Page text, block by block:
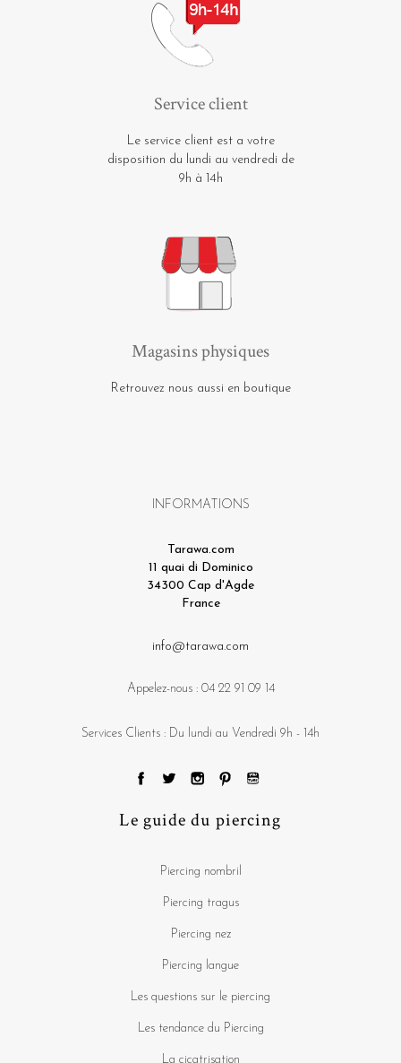
Service client
Le service client est a votre
disposition du lundi au vendredi de
9h à 14h
Magasins physiques
Retrouvez nous aussi en boutique
INFORMATIONS
Tarawa.com
11 quai di Dominico
34300 Cap d'Agde
France
info@tarawa.com
Appelez-nous : 04 22 91 09 14
Services Clients : Du lundi au Vendredi 9h - 14h
Le guide du piercing
Piercing nombril
Piercing tragus
Piercing nez
Piercing langue
Les questions sur le piercing
Les tendance du Piercing
La cicatrisation